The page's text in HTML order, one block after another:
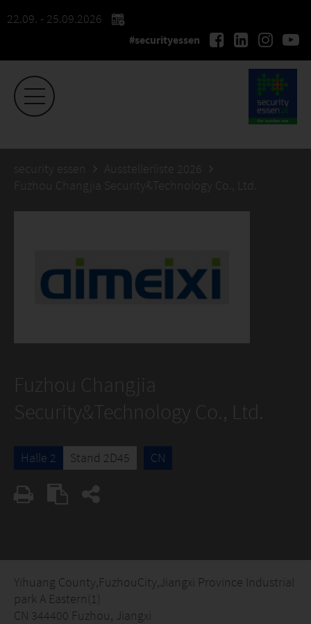
22.09. - 25.09.2026
#securityessen
security essen
Ausstellerliste 2026
Fuzhou Changjia Security&Technology Co., Ltd.
Fuzhou Changjia
Security&Technology Co., Ltd.
Halle 2 Stand 2D45 CN
Yihuang County,FuzhouCity,Jiangxi Province Industrial
park A Eastern(1)
CN 344400 Fuzhou, Jiangxi